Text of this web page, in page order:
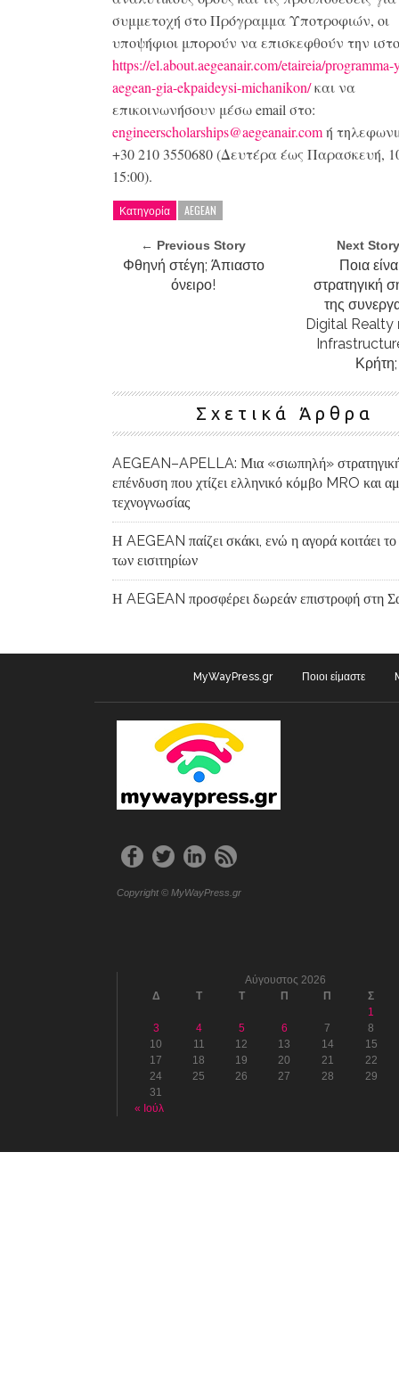
συμμετοχή στο Πρόγραμμα Υποτροφιών, οι
υποψήφιοι μπορούν να επισκεφθούν την
https://el.about.aegeanair.com/etaireia/
aegean-gia-ekpaideysi-michanikon/και να
επικοινωνήσουν μέσω email στο:
engineerscholarships@aegeanair.comή
+30 210 3550680 (Δευτέρα έως Παρασκευή,
15:00).
Κατηγορία AEGEAN
← Previous Story
Φθηνή στέγη; Άπιαστο
όνειρο!
Next
Ποια
στρατηγική
της
Digital Realty
Κρήτη;
Σχετικά Άρθρα
AEGEAN–APELLA: Μια «σιωπηλή»
επένδυση που χτίζει ελληνικό κόμβο MRO και
τεχνογνωσίας
Η AEGEAN παίζει σκάκι, ενώ η αγορά κοιτάει
των εισιτηρίων
Η AEGEAN προσφέρει δωρεάν επιστροφή στη
MyWayPress.gr Ποιοι είμαστε
Copyright © MyWayPress.gr
Αύγουστος 2026
Δ
Τ Τ Π Π
Σ
1
3
4 5 6 7
8
10
11 12 13 14
15
17
18 19 20 21
22
24
25 26 27 28
29
31
« Ιούλ